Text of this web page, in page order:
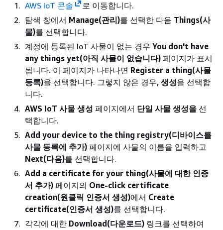
AWS IoT 콘솔
로 이동합니다.
탐색 창에서 Manage(관리)를 선택한 다음 Things(사
물)를 선택합니다.
계정에 등록된 IoT 사물이 없는 경우 You don't have
any things yet(아직 사물이 없습니다) 페이지가 표시
됩니다. 이 페이지가 나타나면 Register a thing(사물
등록)을 선택합니다. 그렇지 않은 경우, 생성을 선택합
니다.
AWS IoT 사물 생성 페이지에서 단일 사물 생성을 선
택합니다.
Add your device to the thing registry(디바이스를
사물 등록에 추가) 페이지에 사물의 이름을 입력하고
Next(다음)를 선택합니다.
Add a certificate for your thing(사물에 대한 인증
서 추가) 페이지의 One-click certificate
creation(원클릭 인증서 생성)에서 Create
certificate(인증서 생성)를 선택합니다.
각각에 대한 Download(다운로드) 링크를 선택하여